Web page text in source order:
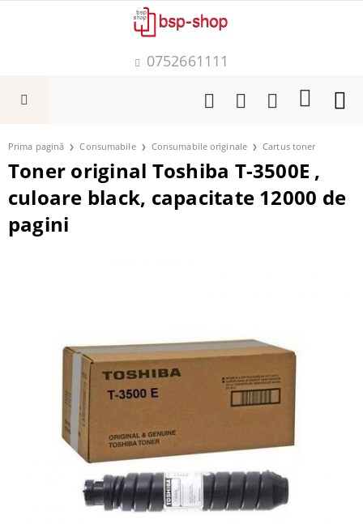
0752661111
Prima pagină Consumabile Consumabile originale Cartus toner
Toner original Toshiba T-3500E ,
culoare black, capacitate 12000 de
pagini